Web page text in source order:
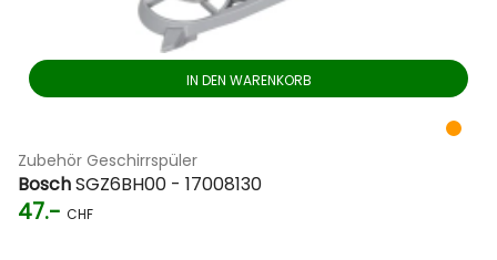
IN DEN WARENKORB
Zubehör Geschirrspüler
BoschSGZ6BH00 - 17008130
47.- CHF